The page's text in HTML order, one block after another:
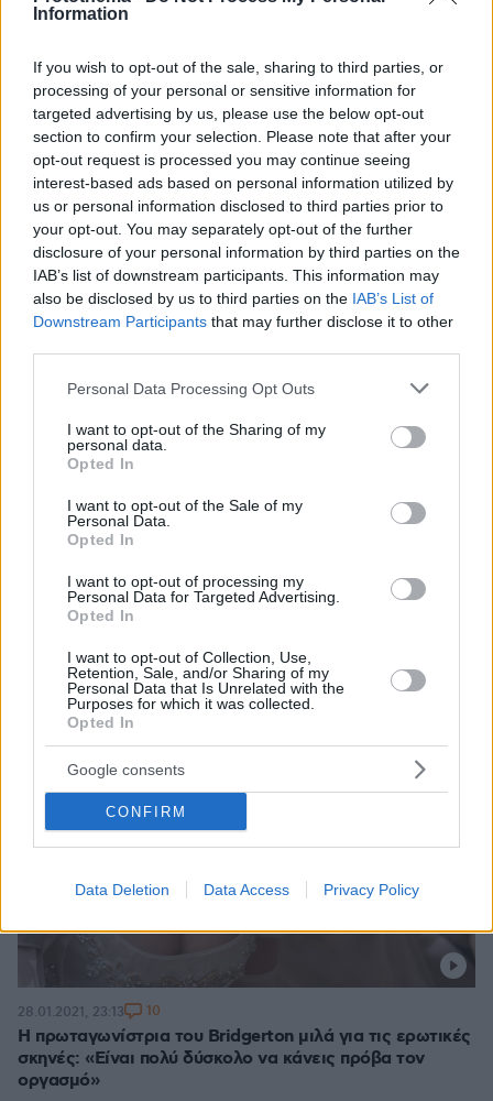
Information
If you wish to opt-out of the sale, sharing to third parties, or
processing of your personal or sensitive information for
targeted advertising by us, please use the below opt-out
section to confirm your selection. Please note that after your
opt-out request is processed you may continue seeing
interest-based ads based on personal information utilized by
us or personal information disclosed to third parties prior to
your opt-out. You may separately opt-out of the further
disclosure of your personal information by third parties on the
IAB’s list of downstream participants. This information may
also be disclosed by us to third parties on the IAB’s List of
Downstream Participants that may further disclose it to other
Please note that this website/app uses one or more Google
not limited to your visit or usage behaviour. You may click to
grant or deny consent to Google and its third-party tags to
use your data for below specified purposes in below Google
consent section.
Personal Data Processing Opt Outs
I want to opt-out of the Sharing of my
personal data.
Opted In
I want to opt-out of the Sale of my
Personal Data.
Opted In
I want to opt-out of processing my
Personal Data for Targeted Advertising.
Opted In
I want to opt-out of Collection, Use,
Retention, Sale, and/or Sharing of my
Personal Data that Is Unrelated with the
Purposes for which it was collected.
Opted In
Google consents
CONFIRM
Data Deletion Data Access Privacy Policy
Μπρους υποψήφιοι για το BAFTA του Ανερχόμενου
Οι σταρ των «Saltburn», «Bridgerton» και «How to
Ηave sex» διεκδικούν το σημαντικό βραβείο
Η πρωταγωνίστρια του Bridgerton μιλά για τις ερωτικές
σκηνές: «Είναι πολύ δύσκολο να κάνεις πρόβα τον
οργασμό»
28.01.2021, 23:13 10